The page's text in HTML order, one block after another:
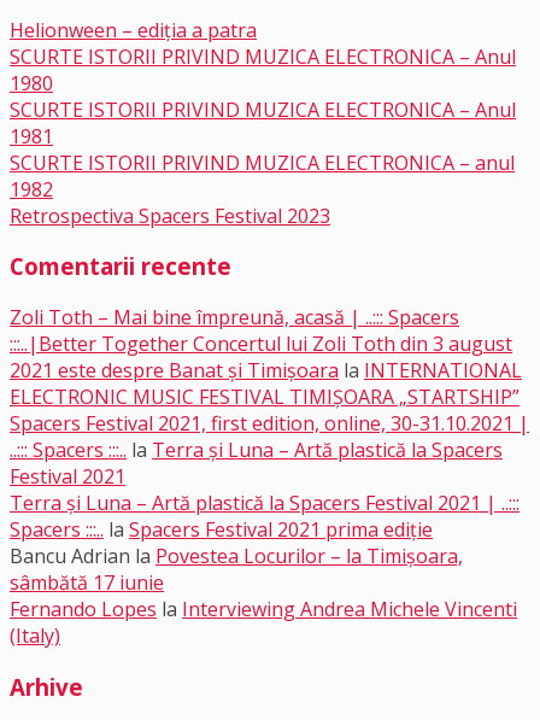
Helionween – ediția a patra
SCURTE ISTORII PRIVIND MUZICA ELECTRONICA – Anul
1980
SCURTE ISTORII PRIVIND MUZICA ELECTRONICA – Anul
1981
SCURTE ISTORII PRIVIND MUZICA ELECTRONICA – anul
1982
Retrospectiva Spacers Festival 2023
Comentarii recente
Zoli Toth – Mai bine împreună, acasă | ..::: Spacers
:::..|Better Together Concertul lui Zoli Toth din 3 august
2021 este despre Banat și Timișoara la INTERNATIONAL
ELECTRONIC MUSIC FESTIVAL TIMIȘOARA „STARTSHIP”
Spacers Festival 2021, first edition, online, 30-31.10.2021 |
..::: Spacers :::.. la Terra și Luna – Artă plastică la Spacers
Festival 2021
Terra și Luna – Artă plastică la Spacers Festival 2021 | ..:::
Spacers :::.. la Spacers Festival 2021 prima ediție
Bancu Adrian la Povestea Locurilor – la Timișoara,
sâmbătă 17 iunie
Fernando Lopes la Interviewing Andrea Michele Vincenti
(Italy)
Arhive